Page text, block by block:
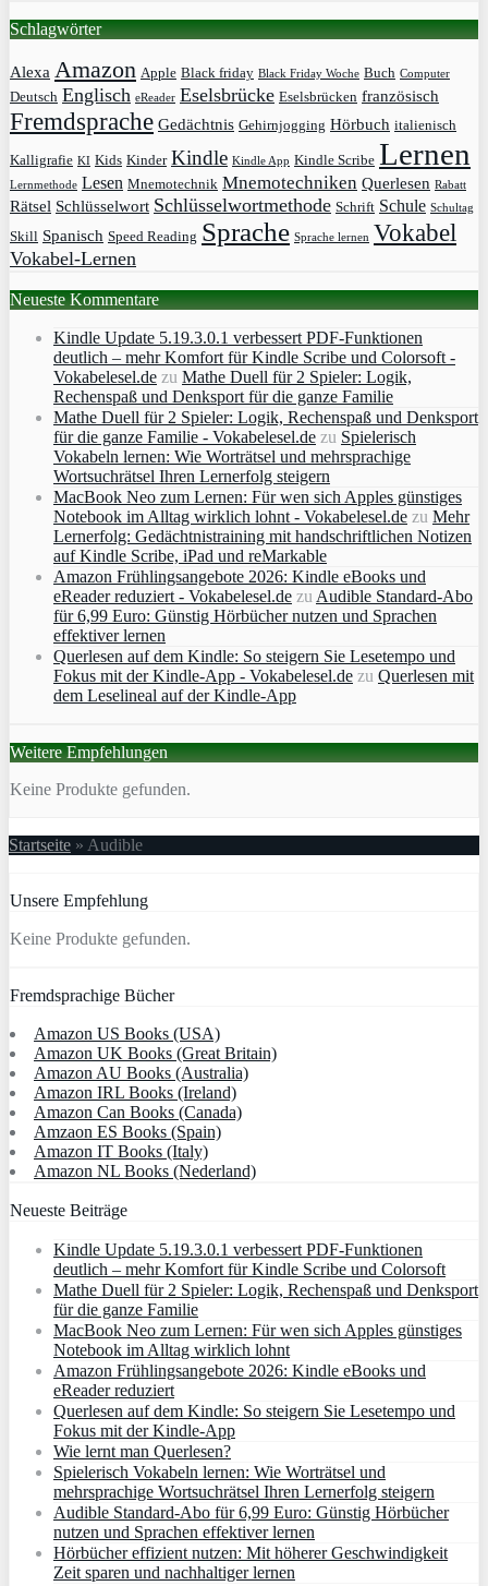
Schlagwörter
Alexa Amazon Apple Black friday Black Friday Woche Buch Computer
Deutsch Englisch eReader Eselsbrücke Eselsbrücken französisch
Fremdsprache Gedächtnis Gehirnjogging Hörbuch italienisch
Kalligrafie KI Kids Kinder Kindle Kindle App Kindle Scribe Lernen
Lernmethode Lesen Mnemotechnik Mnemotechniken Querlesen Rabatt
Rätsel Schlüsselwort Schlüsselwortmethode Schrift Schule Schultag
Skill Spanisch Speed Reading Sprache Sprache lernen Vokabel
Vokabel-Lernen
Neueste Kommentare
Kindle Update 5.19.3.0.1 verbessert PDF-Funktionen
deutlich – mehr Komfort für Kindle Scribe und Colorsoft -
Vokabelesel.de zu Mathe Duell für 2 Spieler: Logik,
Rechenspaß und Denksport für die ganze Familie
Mathe Duell für 2 Spieler: Logik, Rechenspaß und Denksport
für die ganze Familie - Vokabelesel.de zu Spielerisch
Vokabeln lernen: Wie Worträtsel und mehrsprachige
Wortsuchrätsel Ihren Lernerfolg steigern
MacBook Neo zum Lernen: Für wen sich Apples günstiges
Notebook im Alltag wirklich lohnt - Vokabelesel.de zu Mehr
Lernerfolg: Gedächtnistraining mit handschriftlichen Notizen
auf Kindle Scribe, iPad und reMarkable
Amazon Frühlingsangebote 2026: Kindle eBooks und
eReader reduziert - Vokabelesel.de zu Audible Standard-Abo
für 6,99 Euro: Günstig Hörbücher nutzen und Sprachen
effektiver lernen
Querlesen auf dem Kindle: So steigern Sie Lesetempo und
Fokus mit der Kindle-App - Vokabelesel.de zu Querlesen mit
dem Leselineal auf der Kindle-App
Weitere Empfehlungen
Keine Produkte gefunden.
Startseite » Audible
Unsere Empfehlung
Keine Produkte gefunden.
Fremdsprachige Bücher
Amazon US Books (USA)
Amazon UK Books (Great Britain)
Amazon AU Books (Australia)
Amazon IRL Books (Ireland)
Amazon Can Books (Canada)
Amzaon ES Books (Spain)
Amazon IT Books (Italy)
Amazon NL Books (Nederland)
Neueste Beiträge
Kindle Update 5.19.3.0.1 verbessert PDF-Funktionen
deutlich – mehr Komfort für Kindle Scribe und Colorsoft
Mathe Duell für 2 Spieler: Logik, Rechenspaß und Denksport
für die ganze Familie
MacBook Neo zum Lernen: Für wen sich Apples günstiges
Notebook im Alltag wirklich lohnt
Amazon Frühlingsangebote 2026: Kindle eBooks und
eReader reduziert
Querlesen auf dem Kindle: So steigern Sie Lesetempo und
Fokus mit der Kindle-App
Wie lernt man Querlesen?
Spielerisch Vokabeln lernen: Wie Worträtsel und
mehrsprachige Wortsuchrätsel Ihren Lernerfolg steigern
Audible Standard-Abo für 6,99 Euro: Günstig Hörbücher
nutzen und Sprachen effektiver lernen
Hörbücher effizient nutzen: Mit höherer Geschwindigkeit
Zeit sparen und nachhaltiger lernen